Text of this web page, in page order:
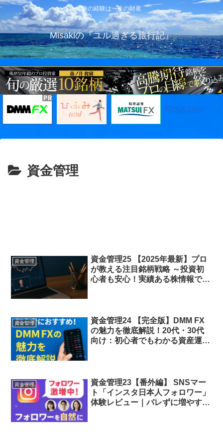
旅の経験は一生の財産
Misakiの『ユル過ぎる旅行記』
Klook.com
資金管理
資金管理
資金管理25 【2025年最新】プロ
が教える注目銘柄戦略 ～投資初
心者も安心！実績ある株情報で未
資金管理
資金管理24 【完全版】DMM FX
の魅力を徹底解説！20代・30代
向け：初心者でもわかる資産運用
資金管理
資金管理23【番外編】 SNSマー
ト「インスタ日本人フォロワー」
体験レビュー｜バレずに増やす！